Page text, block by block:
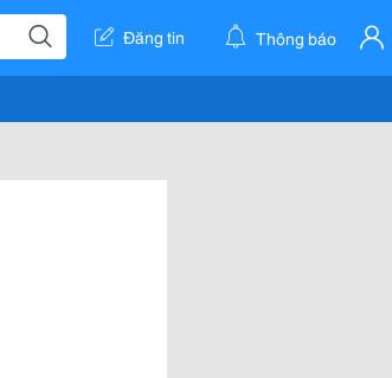
Đăng tin Thông báo